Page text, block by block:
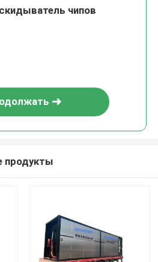
чипов
продукты